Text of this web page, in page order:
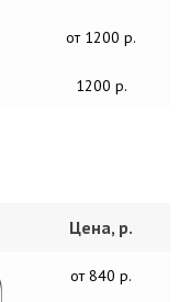
от 1200 р.
1200 р.
Цена, р.
от 840 р.